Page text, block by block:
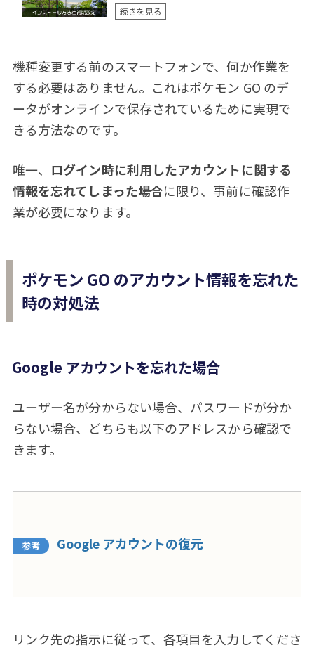
続きを見る
機種変更する前のスマートフォンで、何か作業を
する必要はありません。これはポケモン GO のデ
ータがオンラインで保存されているために実現で
きる方法なのです。
唯一、 ログイン時に利用したアカウントに関する
情報を忘れてしまった場合に限り、事前に確認作
業が必要になります。
ポケモン GO のアカウント情報を忘れた
時の対処法
Google アカウントを忘れた場合
ユーザー名が分からない場合、パスワードが分か
らない場合、どちらも以下のアドレスから確認で
きます。
Google アカウントの復元
リンク先の指示に従って、各項目を入力してくださ